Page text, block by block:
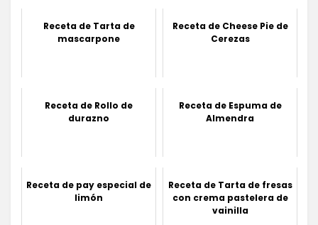
Receta de Tarta de
mascarpone
Receta de Cheese Pie de
Cerezas
Receta de Rollo de
durazno
Receta de Espuma de
Almendra
Receta de pay especial de
limón
Receta de Tarta de fresas
con crema pastelera de
vainilla